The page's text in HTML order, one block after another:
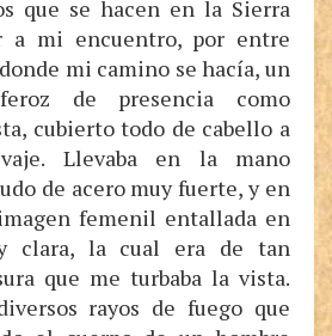
que se hacen en la Sierra
a mi encuentro, por entre
mi camino se hacía, un
de presencia como
cubierto todo de cabello a
Llevaba en la mano
de acero muy fuerte, y en
femenil entallada en
clara, la cual era de tan
que me turbaba la vista.
rayos de fuego que